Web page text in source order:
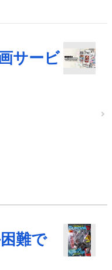
サービ
難で